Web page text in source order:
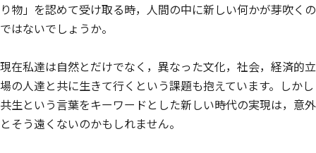
り物」を認めて受け取る時，人間の中に新しい何かが芽吹くの
ではないでしょうか。
現在私達は自然とだけでなく，異なった文化，社会，経済的立
場の人達と共に生きて行くという課題も抱えています。しかし
共生という言葉をキーワードとした新しい時代の実現は，意外
とそう遠くないのかもしれません。